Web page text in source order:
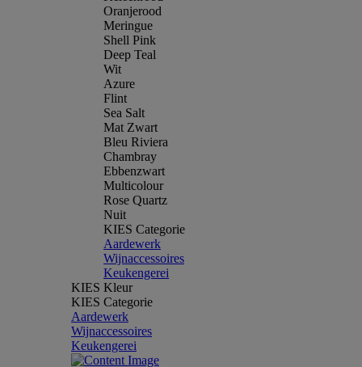
Oranjerood
Meringue
Shell Pink
Deep Teal
Wit
Azure
Flint
Sea Salt
Mat Zwart
Bleu Riviera
Chambray
Ebbenzwart
Multicolour
Rose Quartz
Nuit
KIES Categorie
Aardewerk
Wijnaccessoires
Keukengerei
KIES Kleur
KIES Categorie
Aardewerk
Wijnaccessoires
Keukengerei